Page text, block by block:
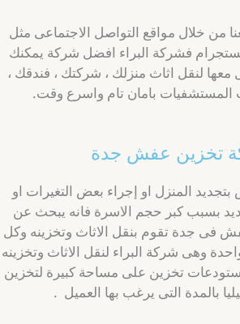
من خلال مواقع التواصل الاجتماعى مثل
فشركة البراء افضل شركة يمكنك
معها لنقل اثاث منزلك ، شركتك ، فندقك ،
المستشفيات بامان تام واسرع وقت.
تخزين عفش جدة
المنزل او إجراء بعض التغيرات او
بسبب كبر حجم الاسرة فانه يبحث عن
جدة تقوم بنقل الاثاث وتخزينه وكل
وهى شركة البراء لنقل الاثاث وتخزينه
تخزين على مساحة كبيرة لتخزين
بالمدة التى يرغب بها العميل .